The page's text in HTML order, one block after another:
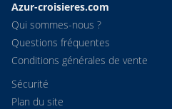
Azur-croisieres.com
Qui sommes-nous ?
Questions fréquentes
Conditions générales de vente
Sécurité
Plan du site